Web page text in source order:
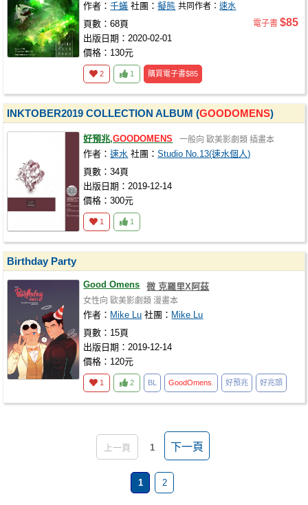
作者：千蟻 社團：擬態 共同作者：速水
頁數：68頁
出版日期：2020-02-01
價格：130元
電子書 $85
2 1 購買電子書$85
INKTOBER2019 COLLECTION ALBUM (GOODOMENS)
好預兆,GOODOMENS 一般向 歐美影劇類 插畫本
作者：速水 社團：Studio No.13(速水個人)
頁數：34頁
出版日期：2019-12-14
價格：300元
1 1
Birthday Party
Good Omens 微 克羅里X阿茲
女性向 歐美影劇類 漫畫本
作者： Mike Lu 社團： Mike Lu
頁數：15頁
出版日期：2019-12-14
價格：120元
1 2 BL GoodOmens 好預兆 好兆頭
上一頁 1 下一頁
1 2